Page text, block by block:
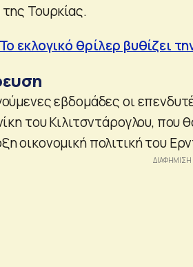
Τουρκίας.
εκλογικό θρίλερ βυθίζει
εβδομάδες οι
του Κιλιτσντάρογλου,
οικονομική πολιτική του